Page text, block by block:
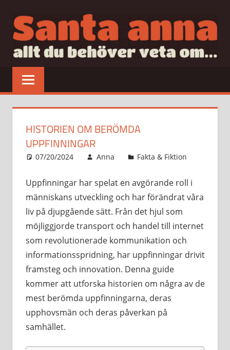
innehåll
allt
veta
HISTORIEN OM BERÖMDA
UPPFINNINGAR
07/20/2024 Anna Fakta & Fiktion
Uppfinningar har spelat en avgörande roll i
människans utveckling och har förändrat våra
liv på djupgående sätt. Från det hjul som
möjliggjorde transport och handel till internet
som revolutionerade kommunikation och
informationsspridning, har uppfinningar drivit
framsteg och innovation. Denna guide
kommer att utforska historien om några av de
mest berömda uppfinningarna, deras
upphovsmän och deras påverkan på
samhället.